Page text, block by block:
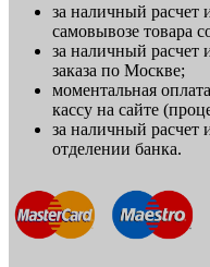
за наличный расчет
самовывозе товара
за наличный расчет
заказа по Москве;
моментальная
кассу на сайте
за наличный расчет
отделении банка.